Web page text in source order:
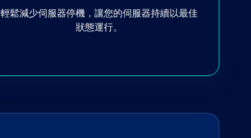
輕鬆減少伺服器停機，讓您的伺服器持續以最佳
狀態運行。